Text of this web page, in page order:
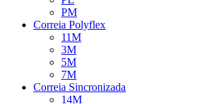
PM
Correia Polyflex
11M
3M
5M
7M
Correia Sincronizada
14M